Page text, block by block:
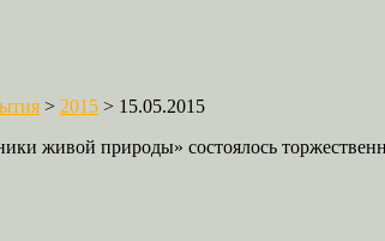
> 2015 > 15.05.2015
живой природы» состоялось